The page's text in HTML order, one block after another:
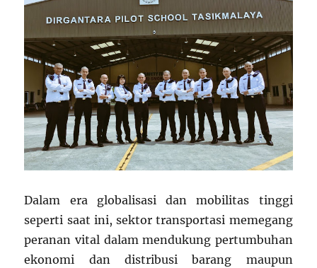
Dalam era globalisasi dan mobilitas tinggi
seperti saat ini, sektor transportasi memegang
peranan vital dalam mendukung pertumbuhan
ekonomi dan distribusi barang maupun